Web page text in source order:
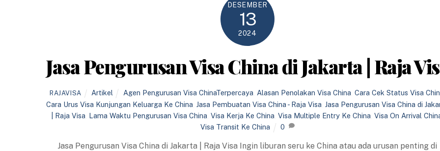
DESEMBER
13
2024
Jasa Pengurusan Visa China di Jakarta | Raja
RAJAVISA Artikel Agen Pengurusan Visa ChinaTerpercaya Alasan Penolakan Visa China Cara Cek Status Visa
Cara Urus Visa Kunjungan Keluarga Ke China ,Jasa Pembuatan Visa China - Raja Visa ,Jasa Pengurusan Visa China di
| Raja Visa Lama Waktu Pengurusan Visa China ,Visa Kerja Ke China ,Visa Multiple Entry Ke China ,Visa On Arrival
Visa Transit Ke China
0
Jasa Pengurusan Visa China di Jakarta | Raja Visa Ingin liburan seru ke China atau ada urusan penting di